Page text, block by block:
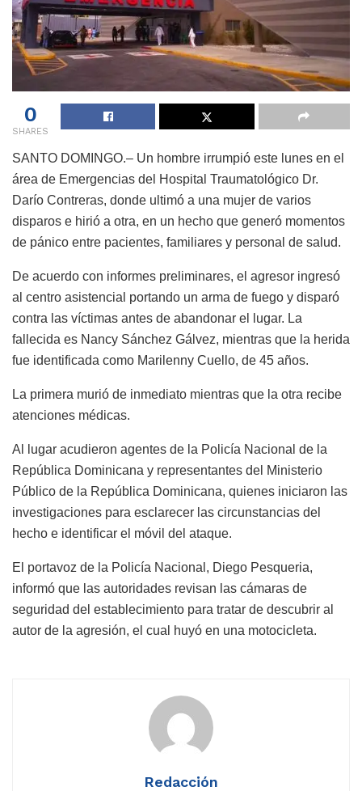
0
SHARES
SANTO DOMINGO.– Un hombre irrumpió este lunes en el
área de Emergencias del Hospital Traumatológico Dr.
Darío Contreras, donde ultimó a una mujer de varios
disparos e hirió a otra, en un hecho que generó momentos
de pánico entre pacientes, familiares y personal de salud.
De acuerdo con informes preliminares, el agresor ingresó
al centro asistencial portando un arma de fuego y disparó
contra las víctimas antes de abandonar el lugar. La
fallecida es Nancy Sánchez Gálvez, mientras que la herida
fue identificada como Marilenny Cuello, de 45 años.
La primera murió de inmediato mientras que la otra recibe
atenciones médicas.
Al lugar acudieron agentes de la Policía Nacional de la
República Dominicana y representantes del Ministerio
Público de la República Dominicana, quienes iniciaron las
investigaciones para esclarecer las circunstancias del
hecho e identificar el móvil del ataque.
El portavoz de la Policía Nacional, Diego Pesqueria,
informó que las autoridades revisan las cámaras de
seguridad del establecimiento para tratar de descubrir al
autor de la agresión, el cual huyó en una motocicleta.
Redacción